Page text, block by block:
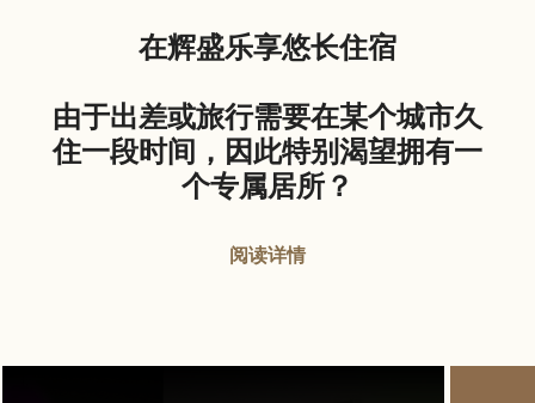
在辉盛乐享悠长住宿
由于出差或旅行需要在某个城市久
住一段时间，因此特别渴望拥有一
个专属居所？
阅读详情